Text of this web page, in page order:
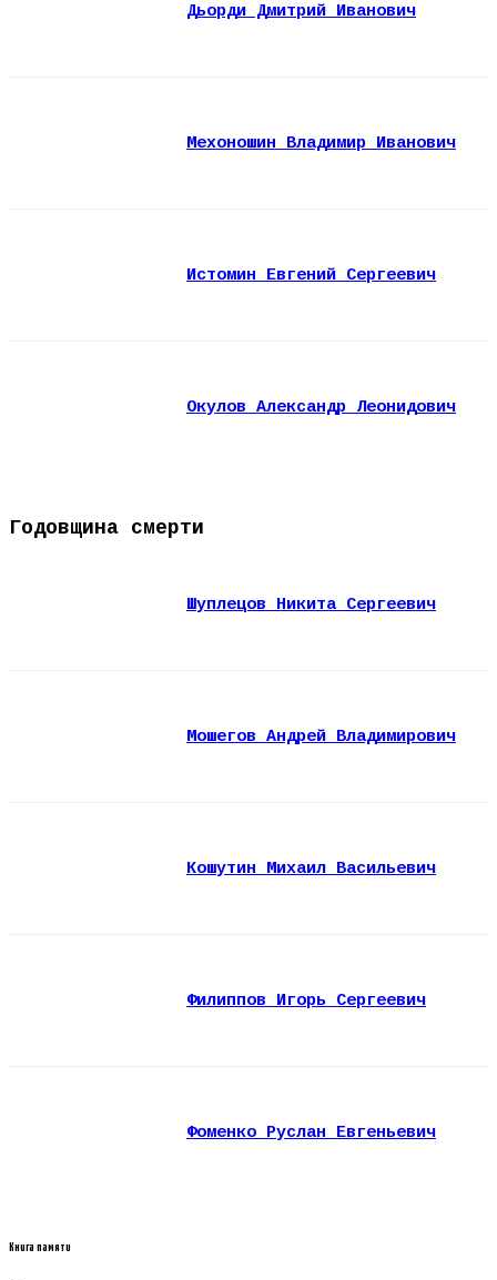
Дьорди Дмитрий Иванович
Мехоношин Владимир Иванович
Истомин Евгений Сергеевич
Окулов Александр Леонидович
Годовщина смерти
Шуплецов Никита Сергеевич
Мошегов Андрей Владимирович
Кошутин Михаил Васильевич
Филиппов Игорь Сергеевич
Фоменко Руслан Евгеньевич
Книга памяти